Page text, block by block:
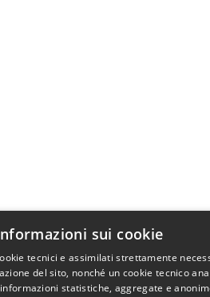
sui cookie
tecnici e assimilati strettamente
del sito, nonché un cookie tecnico
statistiche, aggregate e